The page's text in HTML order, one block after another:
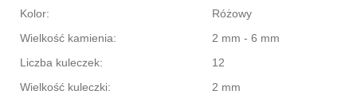
Kolor:
Różowy
Wielkość kamienia:
2 mm - 6 mm
Liczba kuleczek:
12
Wielkość kuleczki:
2 mm